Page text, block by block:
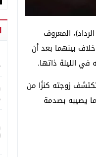
المعروف
بينهما بعد أن
زوجته كنزًا من
تقوم ببيع المكتبة لتاجر “الروبابيكيا” مقابل 1500 جنيه، ما يصيبه بصدمة